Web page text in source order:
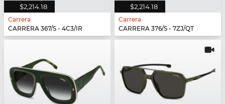
$2,214.18
Carrera
CARRERA 367/S - 4C3/IR
$2,214.18
Carrera
CARRERA 376/S - 7ZJ/QT